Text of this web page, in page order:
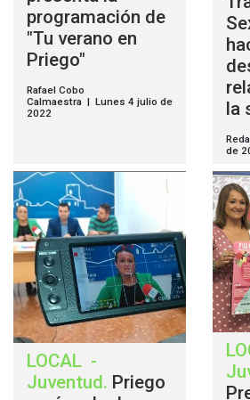
programación de
"Tu verano en
Priego"
Rafael Cobo
Calmaestra | Lunes 4 julio de
2022
la
de
LOCAL -
Juventud. Priego